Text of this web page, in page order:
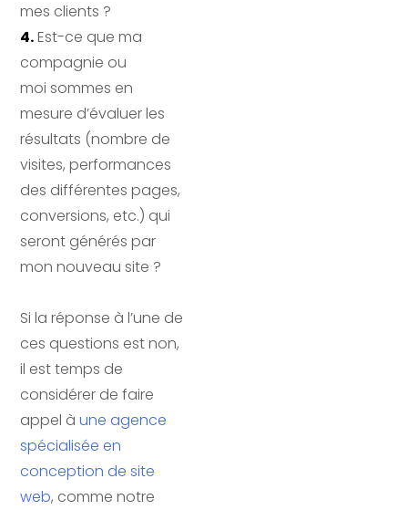
mes clients ?
4.Est-ce que ma
compagnie ou
moi sommes en
mesure d’évaluer les
résultats (nombre de
visites, performances
des différentes pages,
conversions, etc.) qui
seront générés par
mon nouveau site ?
Si la réponse à l’une de
ces questions est non,
il est temps de
considérer de faire
appel àune agence
spécialisée en
conception de site
web, comme notre